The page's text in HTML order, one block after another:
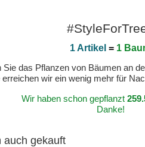
1 Artikel = 1
das Pflanzen von Bäumen an
wir ein wenig mehr für
Wir haben schon gepflanzt
Danke!
auch gekauft